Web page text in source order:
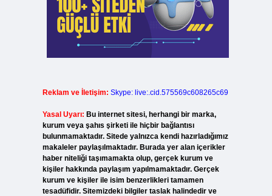
Reklam ve İletişim: Skype: live:.cid.575569c608265c69
Yasal Uyarı: Bu internet sitesi, herhangi bir marka,
kurum veya şahıs şirketi ile hiçbir bağlantısı
bulunmamaktadır. Sitede yalnızca kendi hazırladığımız
makaleler paylaşılmaktadır. Burada yer alan içerikler
haber niteliği taşımamakta olup, gerçek kurum ve
kişiler hakkında paylaşım yapılmamaktadır. Gerçek
kurum ve kişiler ile isim benzerlikleri tamamen
tesadüfidir. Sitemizdeki bilgiler taslak halindedir ve